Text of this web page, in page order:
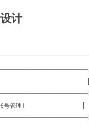
计
│
[账号管理]                │